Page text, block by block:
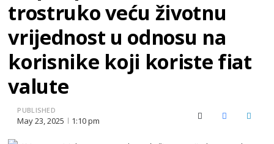
trostruko veću životnu
vrijednost u odnosu na
korisnike koji koriste fiat
valute
PUBLISHED
May 23, 2025 1:10 pm X (Twitter)Facebook